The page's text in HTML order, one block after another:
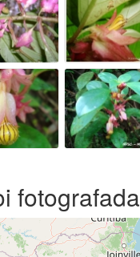
fotografada